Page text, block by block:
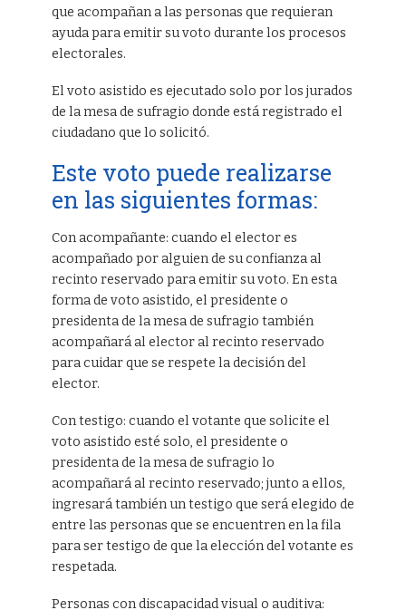
que acompañan a las personas que requieran
ayuda para emitir su voto durante los procesos
electorales.
El voto asistido es ejecutado solo por los jurados
de la mesa de sufragio donde está registrado el
ciudadano que lo solicitó.
Este voto puede realizarse
en las siguientes formas:
Con acompañante: cuando el elector es
acompañado por alguien de su confianza al
recinto reservado para emitir su voto. En esta
forma de voto asistido, el presidente o
presidenta de la mesa de sufragio también
acompañará al elector al recinto reservado
para cuidar que se respete la decisión del
elector.
Con testigo: cuando el votante que solicite el
voto asistido esté solo, el presidente o
presidenta de la mesa de sufragio lo
acompañará al recinto reservado; junto a ellos,
ingresará también un testigo que será elegido de
entre las personas que se encuentren en la fila
para ser testigo de que la elección del votante es
respetada.
Personas con discapacidad visual o auditiva: